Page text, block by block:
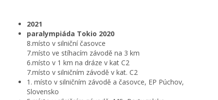
2021
paralympiáda Tokio 2020
8.místo v silniční časovce
7.místo ve stíhacím závodě na 3 km
6.místo v 1 km na dráze v kat C2
7.místo v silničním závodě v kat. C2
1. místo v silničním závodě a časovce, EP Púchov,
Slovensko